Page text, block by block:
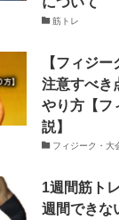
筋トレ
【フィジ
注意すべき
やり方【フ
説】
フィジーク・大
1週間筋ト
週間できな